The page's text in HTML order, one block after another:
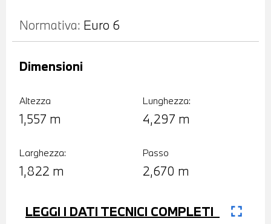
Normativa: Euro 6
Altezza
1,557 m
Lunghezza:
4,297 m
Dimensioni
Larghezza:
1,822 m
Passo
2,670 m
LEGGI I DATI TECNICI COMPLETI fullscreen